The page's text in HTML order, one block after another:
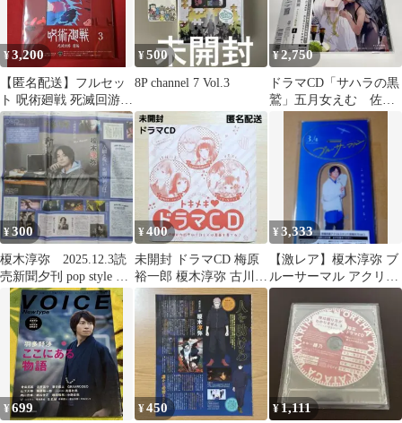
¥3,200
【匿名配送】フルセッ
ト 呪術廻戦 死滅回游
前編 Vol.3 初回生産限
定版
¥500
8P channel 7 Vol.3
¥2,750
ドラマCD「サハラの黒
鷲」五月女えむ 佐藤
拓也 熊谷健太郎 榎
木淳弥 BLCD
¥300
榎木淳弥 2025.12.3読
売新聞夕刊 pop style 見
開き2面
¥400
未開封 ドラマCD 梅原
裕一郎 榎木淳弥 古川慎
島﨑信長 別冊マーガレ
ット付録
¥3,333
【激レア】榎木淳弥 ブ
ルーサーマル アクリル
スタンド
¥699 ¥450 ¥1,111